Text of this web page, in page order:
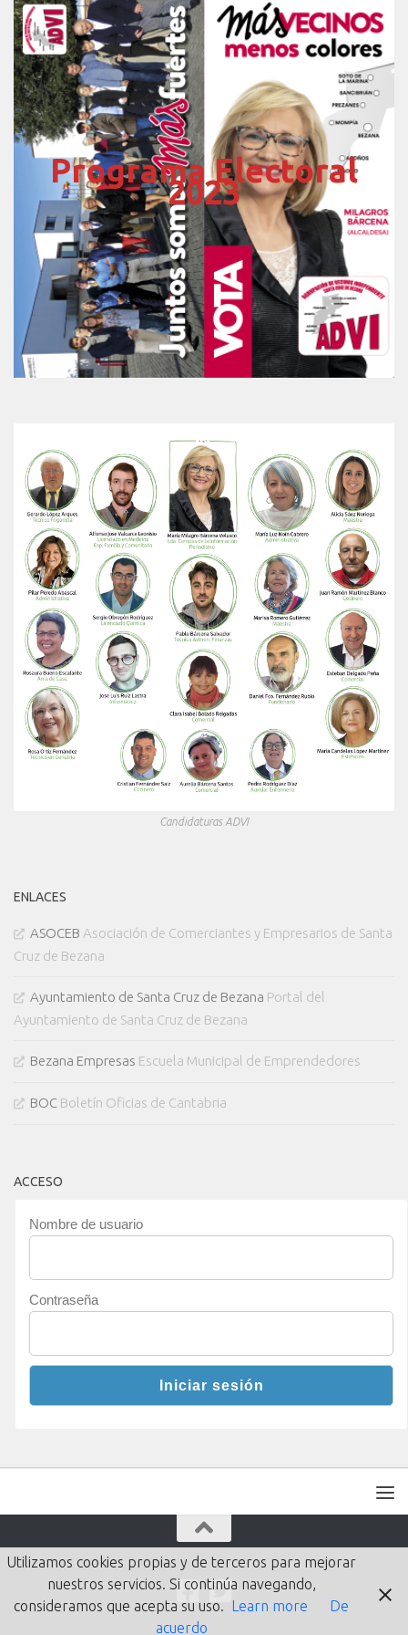
Programa Electoral
2023
Candidaturas ADVI
ENLACES
ASOCEB Asociación de Comerciantes y Empresarios de Santa
Cruz de Bezana
Ayuntamiento de Santa Cruz de Bezana Portal del
Ayuntamiento de Santa Cruz de Bezana
Bezana Empresas Escuela Municipal de Emprendedores
BOC Boletín Oficias de Cantabria
ACCESO
Nombre de usuario
Contraseña
Utilizamos cookies propias y de terceros para mejorar
nuestros servicios. Si continúa navegando,
consideramos que acepta su uso. Learn more
De
acuerdo